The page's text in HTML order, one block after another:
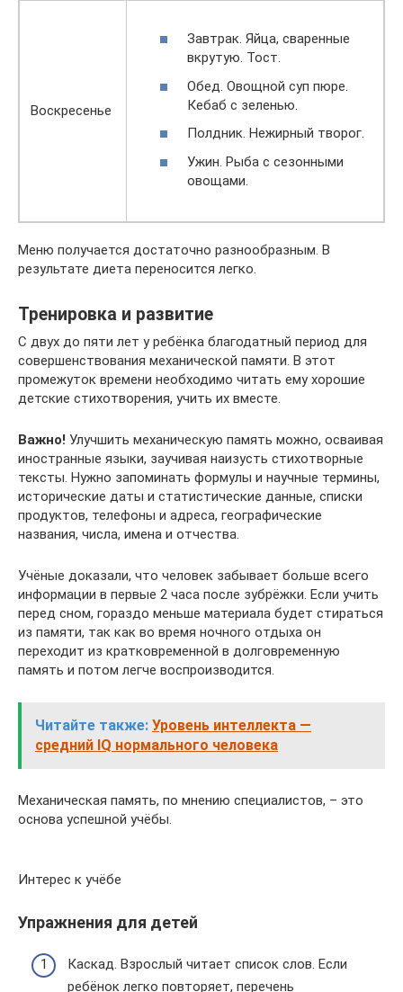
Воскресенье
Завтpaк. Яйца, сваренные
вкрутую. Тост.
Обед. Овощной суп пюре.
Кебаб с зеленью.
Полдник. Нежирный творог.
Ужин. Рыба с сезонными
овощами.
Меню получается достаточно разнообразным. В
результате диета переносится легко.
Тренировка и развитие
С двух до пяти лет у ребёнка благодатный период для
совершенствования механической памяти. В этот
промежуток времени необходимо читать ему хорошие
детские стихотворения, учить их вместе.
Важно! Улучшить механическую память можно, осваивая
иностранные языки, заучивая наизусть стихотворные
тексты. Нужно запоминать формулы и научные термины,
исторические даты и статистические данные, списки
продуктов, телефоны и адреса, географические
названия, числа, имена и отчества.
Учёные доказали, что человек забывает больше всего
информации в первые 2 часа после зубрёжки. Если учить
перед сном, гораздо меньше материала будет стираться
из памяти, так как во время ночного отдыха он
переходит из кратковременной в долговременную
память и потом легче воспроизводится.
Читайте также: Уровень интеллекта —
средний IQ нормального человека
Механическая память, по мнению специалистов, – это
основа успешной учёбы.
Интерес к учёбе
Упражнения для детей
Каскад. Взрослый читает список слов. Если
ребёнок легко повторяет, перечень